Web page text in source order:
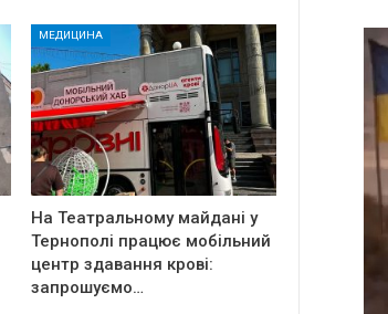
МЕДИЦИНА
На Театральному майдані у
Тернополі працює мобільний
центр здавання крові:
запрошуємо…